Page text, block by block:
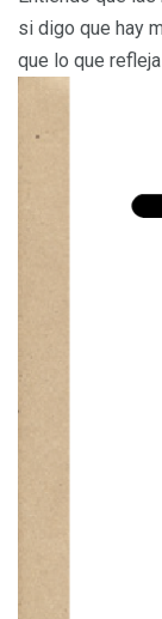
si digo que hay
que lo que